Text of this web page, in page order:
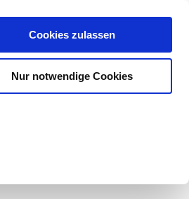
Cookies zulassen
Nur notwendige Cookies
0,00 €